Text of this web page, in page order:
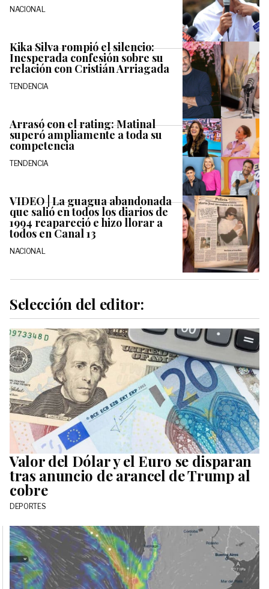
NACIONAL
Kika Silva rompió el silencio:
Inesperada confesión sobre su
relación con Cristián Arriagada
TENDENCIA
Arrasó con el rating: Matinal
superó ampliamente a toda su
competencia
TENDENCIA
VIDEO | La guagua abandonada
que salió en todos los diarios de
1994 reapareció e hizo llorar a
todos en Canal 13
NACIONAL
Selección del editor:
Valor del Dólar y el Euro se disparan
tras anuncio de arancel de Trump al
cobre
DEPORTES